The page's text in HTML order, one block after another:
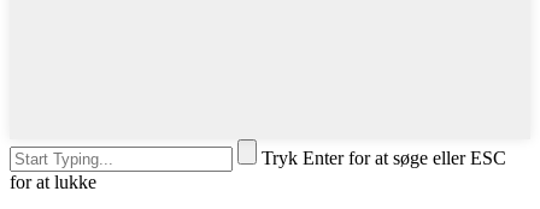
Tryk Enter for at søge eller ESC
for at lukke